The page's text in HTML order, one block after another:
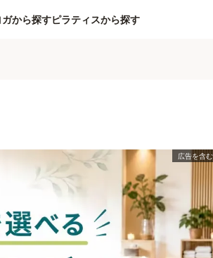
ガから探すピラティスから探す